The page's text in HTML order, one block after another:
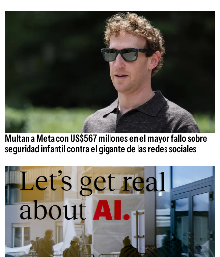
Multan a Meta con US$567 millones en el mayor fallo sobre
seguridad infantil contra el gigante de las redes sociales